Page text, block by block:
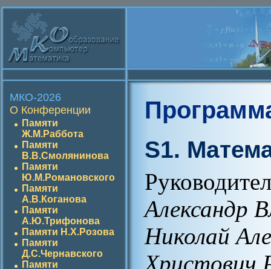
МКО-2026
О Конференции
Памяти
Ж.М.Раббота
Памяти
В.В.Смолянинова
Памяти
Ю.М.Романовского
Памяти
А.В.Коганова
Памяти
А.Ю.Трифонова
Памяти Н.Х.Розова
Памяти
Д.С.Чернавского
Памяти
S1.
Александр
Николай
Христович